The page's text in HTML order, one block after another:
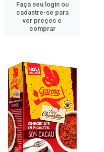
Faça seu login ou
cadastre-se para
ver preços e
comprar